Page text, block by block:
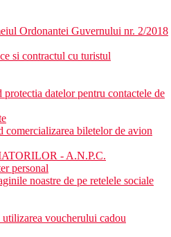
Ordonantei Guvernului nr. 2/2018
si contractul cu turistul
datelor pentru contactele de
biletelor de avion
- A.N.P.C.
personal
noastre de pe retelele sociale
voucherului cadou